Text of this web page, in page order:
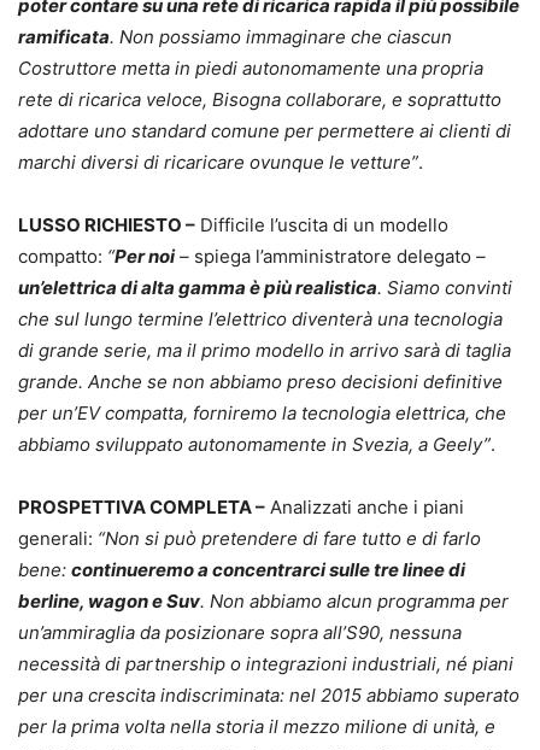
poter contare su una rete di ricarica rapida il più possibile
ramificata. Non possiamo immaginare che ciascun
Costruttore metta in piedi autonomamente una propria
rete di ricarica veloce, Bisogna collaborare, e soprattutto
adottare uno standard comune per permettere ai clienti di
marchi diversi di ricaricare ovunque le vetture”.
LUSSO RICHIESTO – Difficile l’uscita di un modello
compatto: “Per noi – spiega l’amministratore delegato –
un’elettrica di alta gamma è più realistica. Siamo convinti
che sul lungo termine l’elettrico diventerà una tecnologia
di grande serie, ma il primo modello in arrivo sarà di taglia
grande. Anche se non abbiamo preso decisioni definitive
per un’EV compatta, forniremo la tecnologia elettrica, che
abbiamo sviluppato autonomamente in Svezia, a Geely”.
PROSPETTIVA COMPLETA – Analizzati anche i piani
generali: “Non si può pretendere di fare tutto e di farlo
bene: continueremo a concentrarci sulle tre linee di
berline, wagon e Suv. Non abbiamo alcun programma per
un’ammiraglia da posizionare sopra all’S90, nessuna
necessità di partnership o integrazioni industriali, né piani
per una crescita indiscriminata: nel 2015 abbiamo superato
per la prima volta nella storia il mezzo milione di unità, e